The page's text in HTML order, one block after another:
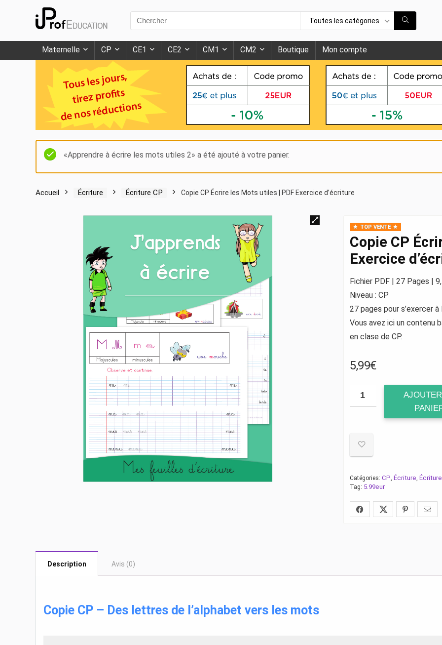
Search
for:
Toutes les catégories
Maternelle CP CE1 CE2 CM1 CM2 Boutique Mon compte
«Apprendre à écrire les mots utiles 2» a été ajouté à votre panier.
Accueil Écriture Écriture CP Copie CP Écrire les Mots utiles | PDF Exercice d’écriture
TOP VENTE
Copie CP
Exercice
Fichier PDF | 27 Pages |
Niveau : CP
27 pages pour s’exercer
Vous avez ici un contenu
en clase de CP.
5,99€
Catégories: CP Écriture
Tag: 5.99eur
Description Avis (0)
Copie CP – Des lettres de l’alphabet vers les mots